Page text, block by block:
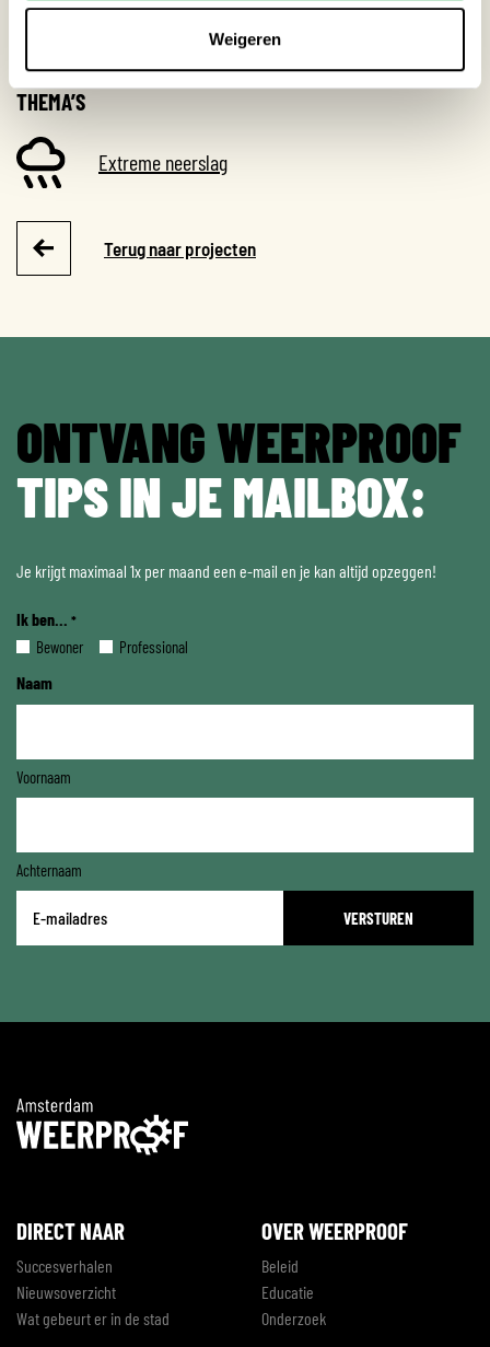
Weigeren
Tuin
THEMA’S
Extreme neerslag
Terug naar projecten
ONTVANG WEERPROOF
TIPS IN JE MAILBOX:
Je krijgt maximaal 1x per maand een e-mail en je kan altijd opzeggen!
Ik ben... *
Bewoner Professional
Naam
Voornaam
Achternaam
mailadres
DIRECT NAAR
Succesverhalen
Nieuwsoverzicht
Wat gebeurt er in de stad
OVER WEERPROOF
Beleid
Educatie
Onderzoek